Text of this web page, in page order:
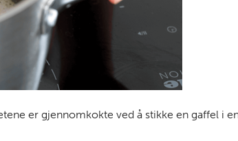
er gjennomkokte ved å stikke en gaffel i